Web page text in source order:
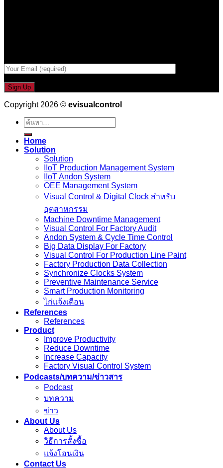
Copyright 2026 © evisualcontrol
ค้นหา:
Home
Solution
Solution
IIoT Production Management System
IIoT Andon System
OEE Management System
Visual Control & Digital Clock สำหรับ
อุตสาหกรรม
Machine Downtime Management
Visual Control For Factory Audit
Andon System & Cycle Time Control
Big Data Display For Factory
Visual Control For Production Line Paint
Factory Production Data Collection
Synchronize Clocks System
Preventive Maintenance Service
Smart Production Monitoring
ไก่แจ้งเตือน
References
References
Product
Improve Productivity
Reduce Downtime
Increase Capacity
Factory Visual Control System
Podcasts/บทความ/ข่าวสาร
Podcast
บทความ
ข่าว
About Us
About Us
วิธีการสั้งซื้อ
แจ้งโอนเงิน
Contact Us